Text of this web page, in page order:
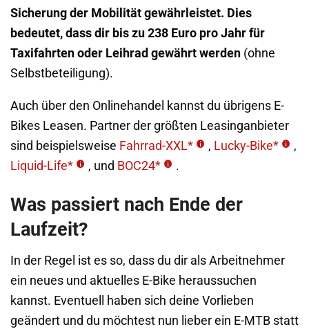
Sicherung der Mobilität gewährleistet. Dies
bedeutet, dass dir bis zu 238 Euro pro Jahr für
Taxifahrten oder Leihrad gewährt werden (ohne
Selbstbeteiligung).
Auch über den Onlinehandel kannst du übrigens E-
Bikes Leasen. Partner der größten Leasinganbieter
sind beispielsweise Fahrrad-XXL* , Lucky-Bike*
,
Liquid-Life*
, und BOC24* .
Was passiert nach Ende der
Laufzeit?
In der Regel ist es so, dass du dir als Arbeitnehmer
ein neues und aktuelles E-Bike heraussuchen
kannst. Eventuell haben sich deine Vorlieben
geändert und du möchtest nun lieber ein E-MTB statt